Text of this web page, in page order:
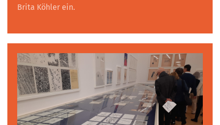
Brita Köhler ein.